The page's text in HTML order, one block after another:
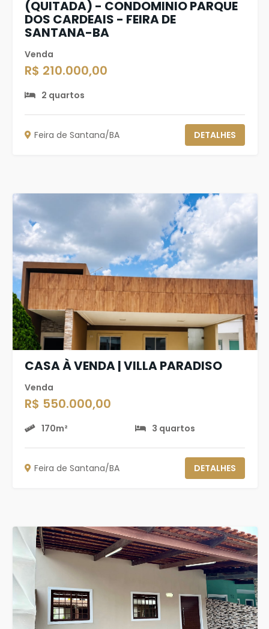
(QUITADA) - CONDOMINIO PARQUE
DOS CARDEAIS - FEIRA DE
SANTANA-BA
Venda
R$ 210.000,00
2 quartos
Feira de Santana/BA DETALHES
CASA À VENDA | VILLA PARADISO
Venda
R$ 550.000,00
170m² 3 quartos
Feira de Santana/BA DETALHES